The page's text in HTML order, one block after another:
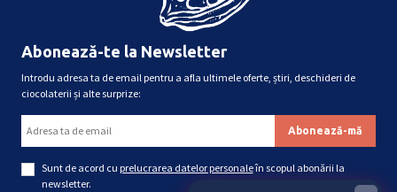
Abonează-te la Newsletter
Introdu adresa ta de email pentru a afla ultimele oferte, știri, deschideri de
ciocolaterii și alte surprize:
Sunt de acord cu prelucrarea datelor personaleîn scopul abonării la
newsletter.